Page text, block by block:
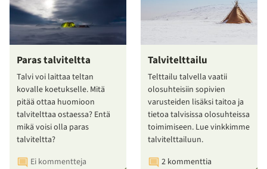
Paras talviteltta
Talvi voi laittaa teltan
kovalle koetukselle. Mitä
pitää ottaa huomioon
talvitelttaa ostaessa? Entä
mikä voisi olla paras
talviteltta?
Ei kommentteja
Talvitelttailu
Telttailu talvella vaatii
olosuhteisiin sopivien
varusteiden lisäksi taitoa ja
tietoa talvisissa olosuhteissa
toimimiseen. Lue vinkkimme
talvitelttailuun.
2 kommenttia